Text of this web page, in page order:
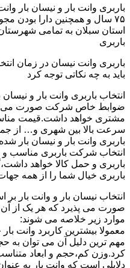
باربری وانت بار و نیسان بار
۷۵ سال و همچنین دارا بودن
استان سبلان به تمامی
باربری
باربری وانت نیسان در زمان
باید به چه نکاتی توجه کرد
انتخاب باربری وانت بار و
ضوابط خاص شرکت صورت می
مشتری خواهد داشت.قیمت
سرعت بالا بین شهری و… از
باربری وانت بار و نیسان بار
انتخاب شرکت باربری مناسب
باربری و حمل کالا خواهد
باربری خیال شما را از همه
انتخاب نیسان بار و وانت بار بر
صورت می پذیرد که هر یک از آن
موارد زیر خلاصه می شوند:
معمولا بیشترین کاربرد وانت
مهم ترین دلیل آن می توان به
کرد.وزن کم،حجم و ابعاد
دلایلی است که وانت بار به